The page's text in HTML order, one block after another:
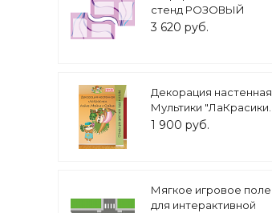
стенд РОЗОВЫЙ
1,1*0,68м 4 кармана А4
3 620 руб.
Декорация настенная
Мультики "ЛаКрасики.
Лейла, Майли и Сайли"
1 900 руб.
Мягкое игровое поле
для интерактивной